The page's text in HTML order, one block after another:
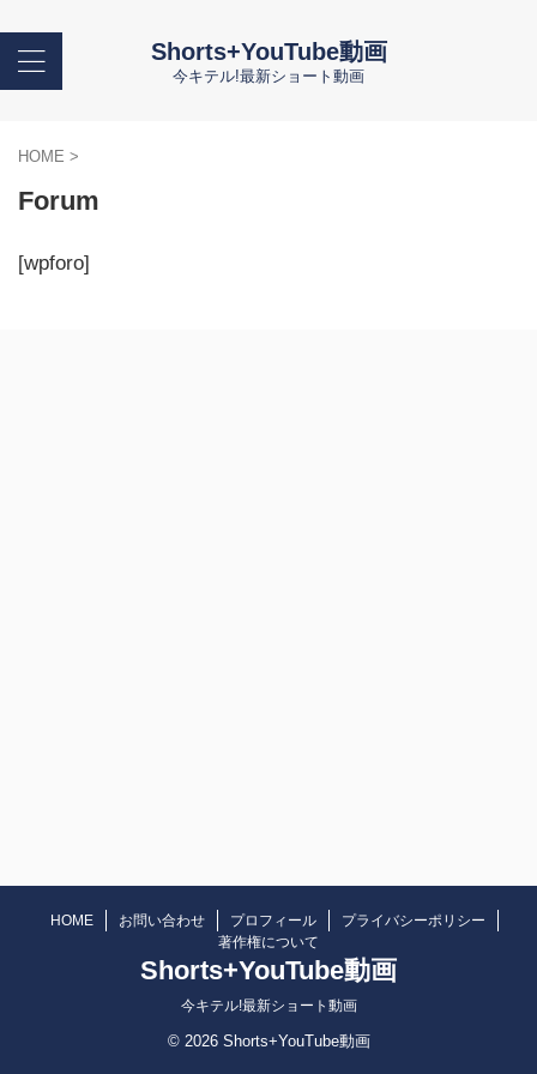
Shorts+YouTube動画
今キテル!最新ショート動画
HOME >
Forum
[wpforo]
HOME お問い合わせ プロフィール
プライバシーポリシー
著作権について
Shorts+YouTube動画
今キテル!最新ショート動画
© 2026 Shorts+YouTube動画